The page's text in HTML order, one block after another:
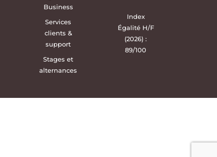
Business
Services
clients &
support
Stages et
alternances
Index
Égalité H/F
(2026) :
89/100